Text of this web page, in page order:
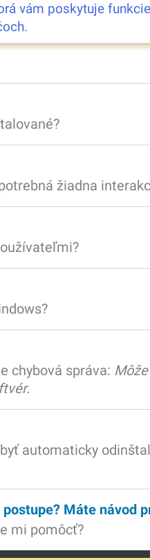
vám poskytuje
žiadna
chybová správa:
automaticky
Máte návod
mi pomôcť?